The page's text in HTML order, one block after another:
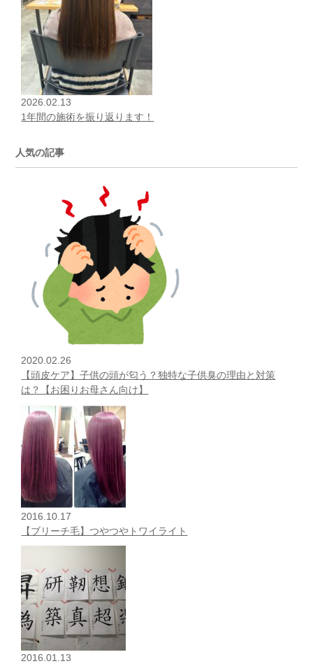
2026.02.13
1年間の施術を振り返ります！
人気の記事
2020.02.26
【頭皮ケア】子供の頭が匂う？独特な子供臭の理由と対策
は？【お困りお母さん向け】
2016.10.17
【ブリーチ毛】つやつやトワイライト
2016.01.13